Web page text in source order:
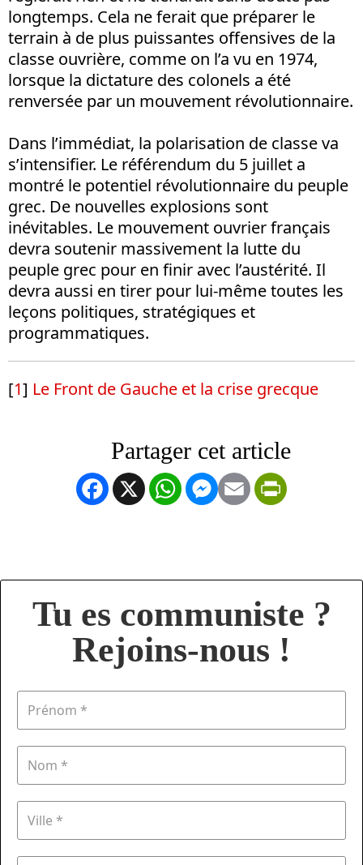
longtemps. Cela ne ferait que préparer le
terrain à de plus puissantes offensives de la
classe ouvrière, comme on l’a vu en 1974,
lorsque la dictature des colonels a été
renversée par un mouvement révolutionnaire.
Dans l’immédiat, la polarisation de classe va
s’intensifier. Le référendum du 5 juillet a
montré le potentiel révolutionnaire du peuple
grec. De nouvelles explosions sont
inévitables. Le mouvement ouvrier français
devra soutenir massivement la lutte du
peuple grec pour en finir avec l’austérité. Il
devra aussi en tirer pour lui-même toutes les
leçons politiques, stratégiques et
programmatiques.
[1] Le Front de Gauche et la crise grecque
Facebook
X WhatsApp
Messenger
Email
Tu es communiste ?
Rejoins-nous !